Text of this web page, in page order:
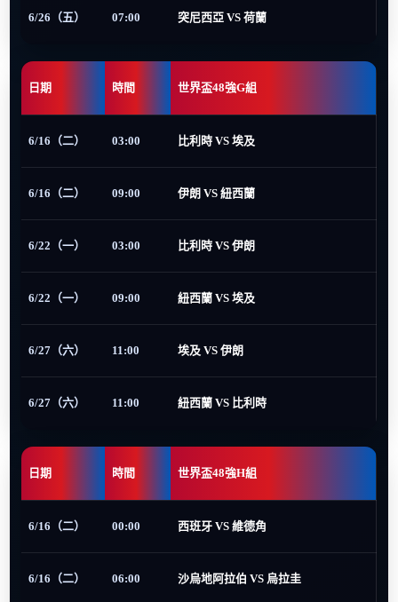
6/26（五） 07:00 突尼西亞 VS 荷蘭
日期 時間 世界盃48強G組
6/16（二） 03:00 比利時 VS 埃及
6/16（二） 09:00 伊朗 VS 紐西蘭
6/22（一） 03:00 比利時 VS 伊朗
6/22（一） 09:00 紐西蘭 VS 埃及
6/27（六） 11:00 埃及 VS 伊朗
6/27（六） 11:00 紐西蘭 VS 比利時
日期 時間 世界盃48強H組
6/16（二） 00:00 西班牙 VS 維德角
6/16（二） 06:00 沙烏地阿拉伯 VS 烏拉圭